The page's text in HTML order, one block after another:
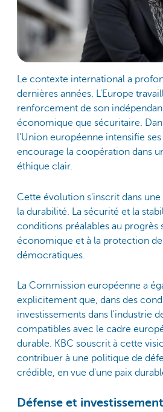
Le contexte international a
dernières années. L'Europe
renforcement de son
économique que sécuritaire.
l'Union européenne intensifie
encourage la coopération dans
éthique clair.
Cette évolution s'inscrit dans
la durabilité. La sécurité et la
conditions préalables au progrès
économique et à la protection
démocratiques.
La Commission européenne a
explicitement que, dans des
investissements dans l'industrie
compatibles avec le cadre
durable. KBC souscrit à cette
contribuer à une politique de
crédible, en vue d'une paix
Défense et